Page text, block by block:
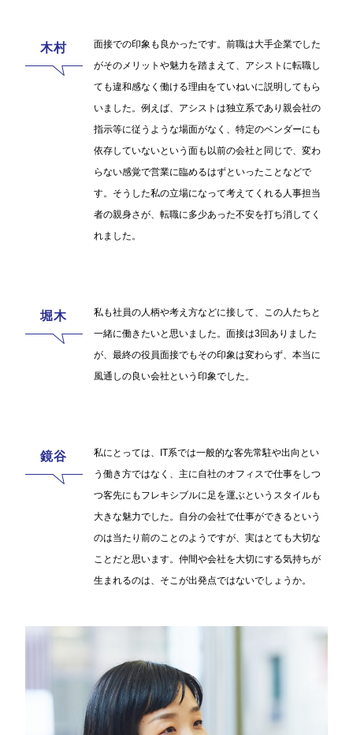
面接での印象も良かったです。前職は大手企業でした
がそのメリットや魅力を踏まえて、アシストに転職し
ても違和感なく働ける理由をていねいに説明してもら
いました。例えば、アシストは独立系であり親会社の
指示等に従うような場面がなく、特定のベンダーにも
依存していないという面も以前の会社と同じで、変わ
らない感覚で営業に臨めるはずといったことなどで
す。そうした私の立場になって考えてくれる人事担当
者の親身さが、転職に多少あった不安を打ち消してく
れました。
私も社員の人柄や考え方などに接して、この人たちと
一緒に働きたいと思いました。面接は3回ありました
が、最終の役員面接でもその印象は変わらず、本当に
風通しの良い会社という印象でした。
私にとっては、IT系では一般的な客先常駐や出向とい
う働き方ではなく、主に自社のオフィスで仕事をしつ
つ客先にもフレキシブルに足を運ぶというスタイルも
大きな魅力でした。自分の会社で仕事ができるという
のは当たり前のことのようですが、実はとても大切な
ことだと思います。仲間や会社を大切にする気持ちが
生まれるのは、そこが出発点ではないでしょうか。